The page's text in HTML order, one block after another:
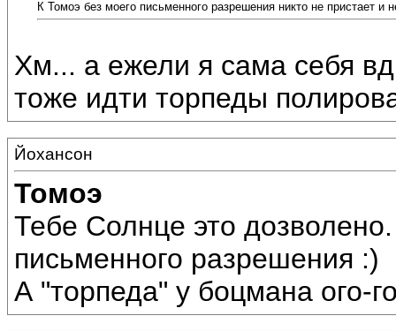
К Томоэ без моего письменного разрешения никто не пристает
Хм... а ежели я сама себя
тоже идти торпеды
Йохансон
Томоэ
Тебе Солнце это
письменного разрешения :)
А "торпеда" у боцмана ого-